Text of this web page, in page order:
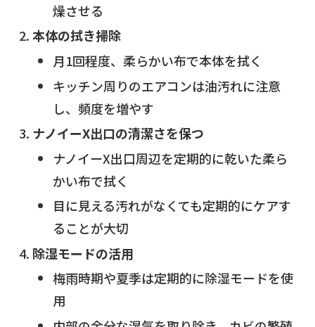
燥させる
本体の拭き掃除
月1回程度、柔らかい布で本体を拭く
キッチン周りのエアコンは油汚れに注意
し、頻度を増やす
ナノイーX出口の清潔さを保つ
ナノイーX出口周辺を定期的に乾いた柔ら
かい布で拭く
目に見える汚れがなくても定期的にケアす
ることが大切
除湿モードの活用
梅雨時期や夏季は定期的に除湿モードを使
用